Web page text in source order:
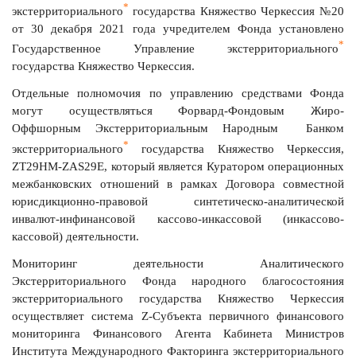
экстерриториального* государства Княжество Черкессия №20
от 30 декабря 2021 года учредителем Фонда установлено
Государственное Управление экстерриториального*
государства Княжество Черкессия.
Отдельные полномочия по управлению средствами Фонда
могут осуществляться Форвард-Фондовым Жиро-
Оффшорным Экстерриториальным Народным Банком
экстерриториального*
государства Княжество Черкессия,
ZT29HM-ZAS29E, который является Куратором операционных
межбанковских отношений в рамках Договора совместной
юрисдикционно-правовой синтетическо-аналитической
инвалют-инфинансовой кассово-инкассовой (инкассово-
кассовой) деятельности.
Мониторинг деятельности Аналитического
Экстерриториального Фонда народного благосостояния
экстерриториального государства Княжество Черкессия
осуществляет система Z-Субъекта первичного финансового
мониторинга Финансового Агента Кабинета Министров
Института Международного Факторинга экстерриториального